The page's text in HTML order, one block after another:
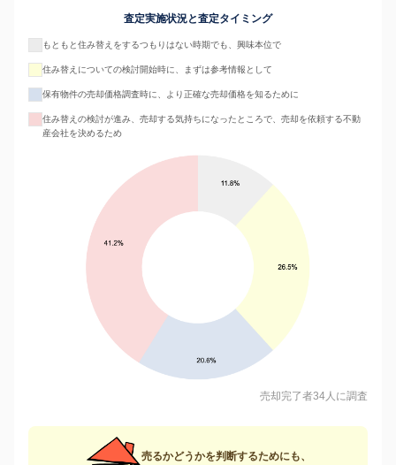
査定実施状況と査定タイミング
もともと住み替えをするつもりはない時期でも、興味本位で
住み替えについての検討開始時に、まずは参考情報として
保有物件の売却価格調査時に、より正確な売却価格を知るために
住み替えの検討が進み、売却する気持ちになったところで、売却を依頼する不動
産会社を決めるため
売却完了者34人に調査
売るかどうかを判断するためにも、